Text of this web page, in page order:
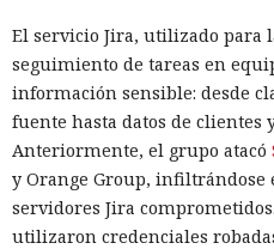
El servicio Jira, utilizado para
seguimiento de tareas en
información sensible: desde
fuente hasta datos de clientes
Anteriormente, el grupo atacó
y Orange Group, infiltrándose
servidores Jira
utilizaron credenciales